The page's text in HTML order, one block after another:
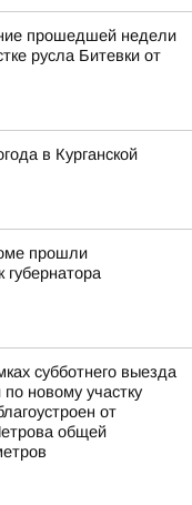
прошедшей недели
русла Битевки от
в Курганской
прошли
губернатора
субботнего выезда
новому участку
от
общей